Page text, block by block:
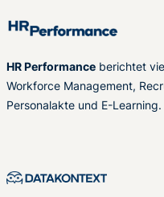
HR Performance berichtet
Workforce Management,
Personalakte und E-Learning.